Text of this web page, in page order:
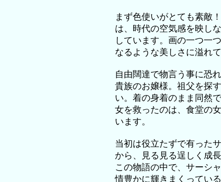
まず色使いがとても素敵
は、時代の空気感を映し
しています。画の一つ一
なるような美しさに溢れ
自由闊達で物言う事に恐
貴族のお嬢様。祖父を探
い。着の身着のまま同然
女を救ったのは、食堂の
います。
当初は役立たずで有った
から、見る見る逞しく成
この物語の中で、サーシ
情豊かに輝きまくってい